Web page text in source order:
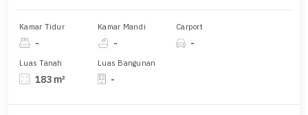
Kamar Tidur
-
Kamar Mandi
-
Carport
-
Luas Tanah
183 m²
Luas Bangunan
-